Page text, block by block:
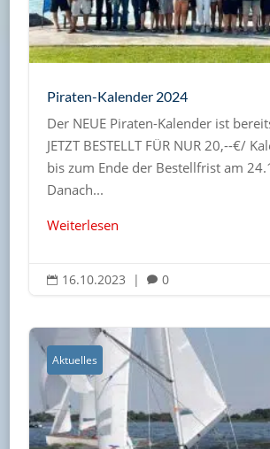
Piraten-Kalender 2024
Der NEUE Piraten-Kalender ist
JETZT BESTELLT FÜR NUR 20,--€/
bis zum Ende der Bestellfrist am
Danach...
Weiterlesen
 16.10.2023 |  0
Aktuelles